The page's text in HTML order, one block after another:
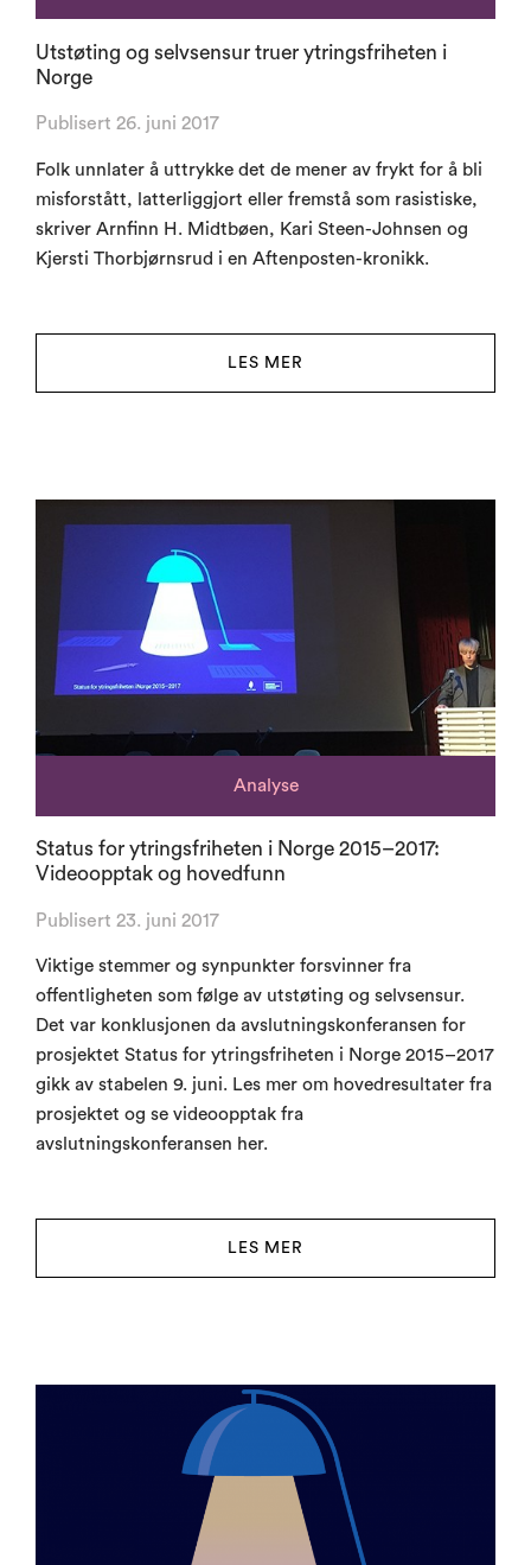
Utstøting og selvsensur truer ytringsfriheten i
Norge
Publisert 26. juni 2017
Folk unnlater å uttrykke det de mener av frykt for å bli
misforstått, latterliggjort eller fremstå som rasistiske,
skriver Arnfinn H. Midtbøen, Kari Steen-Johnsen og
Kjersti Thorbjørnsrud i en Aftenposten-kronikk.
LES MER
Analyse
Status for ytringsfriheten i Norge 2015–2017:
Videoopptak og hovedfunn
Publisert 23. juni 2017
Viktige stemmer og synpunkter forsvinner fra
offentligheten som følge av utstøting og selvsensur.
Det var konklusjonen da avslutningskonferansen for
prosjektet Status for ytringsfriheten i Norge 2015–2017
gikk av stabelen 9. juni. Les mer om hovedresultater fra
prosjektet og se videoopptak fra
avslutningskonferansen her.
LES MER